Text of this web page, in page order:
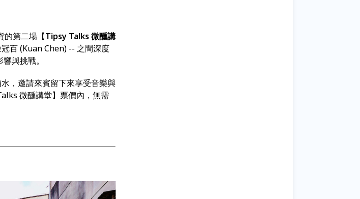
的第二場【Tipsy Talks 微醺講
百 (Kuan Chen) -- 之間深度
與挑戰。
，邀請來賓留下來享受音樂與
微醺講堂】票價內，無需